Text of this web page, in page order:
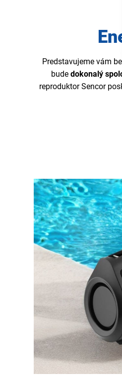
Predstavujeme vám
bude dokonalý
reproduktor Sencor